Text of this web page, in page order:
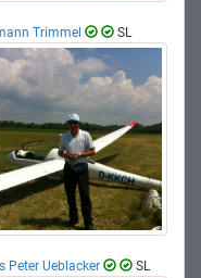
Trimmel SL
Peter Ueblacker SL